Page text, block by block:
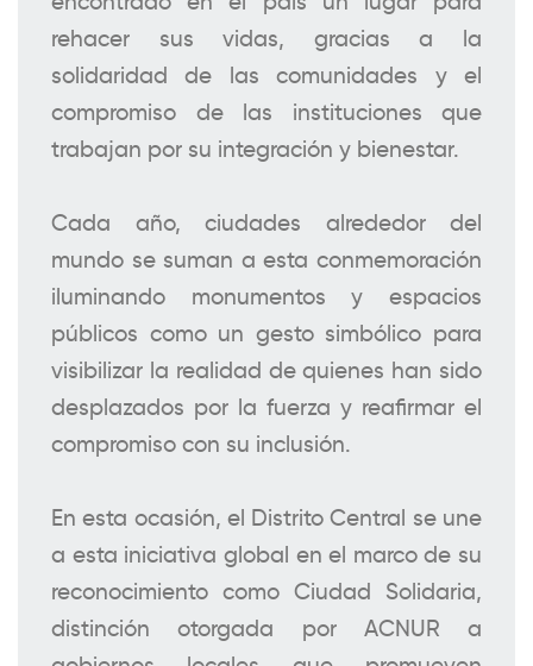
rehacer sus vidas, gracias a la
solidaridad de las comunidades y el
compromiso de las instituciones que
trabajan por su integración y bienestar.
Cada año, ciudades alrededor del
mundo se suman a esta conmemoración
iluminando monumentos y espacios
públicos como un gesto simbólico para
visibilizar la realidad de quienes han sido
desplazados por la fuerza y reafirmar el
compromiso con su inclusión.
En esta ocasión, el Distrito Central se une
a esta iniciativa global en el marco de su
reconocimiento como Ciudad Solidaria,
distinción otorgada por ACNUR a